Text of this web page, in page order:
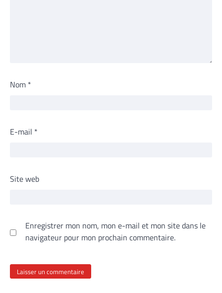
Nom *
E-mail *
Site web
Enregistrer mon nom, mon e-mail et mon site dans le
navigateur pour mon prochain commentaire.